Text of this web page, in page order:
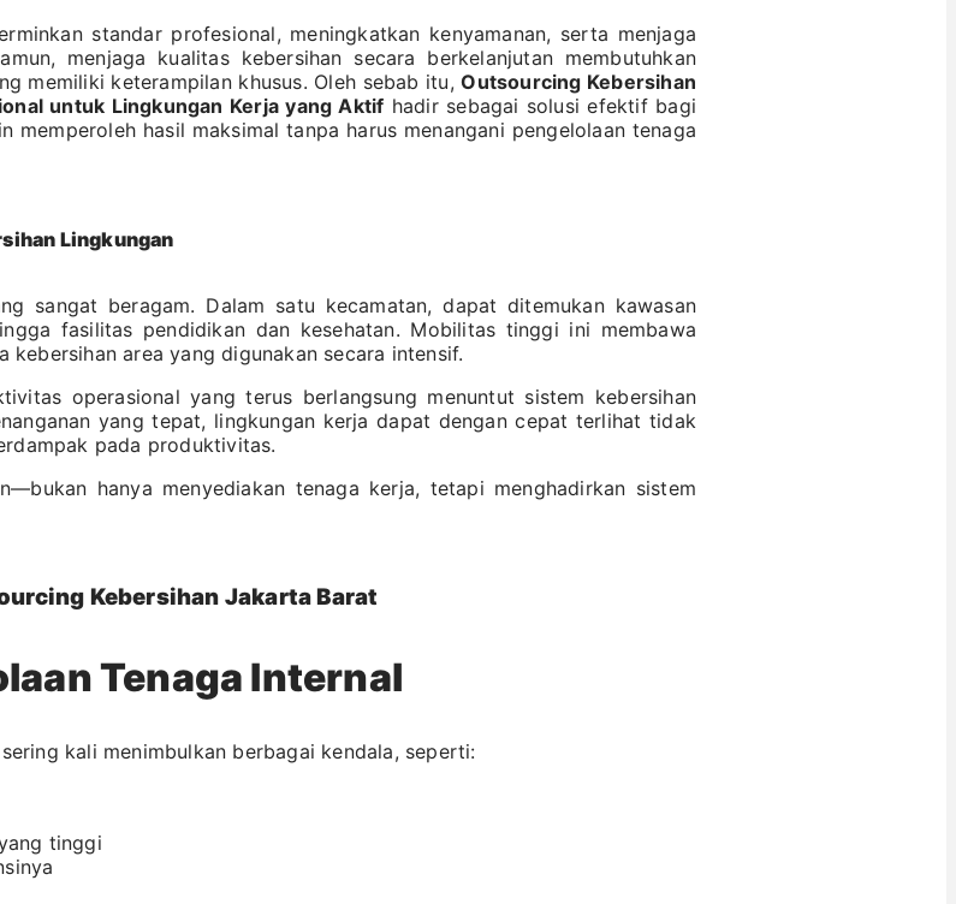
standar profesional, meningkatkan kenyamanan, serta menjaga
menjaga kualitas kebersihan secara berkelanjutan membutuhkan
memiliki keterampilan khusus. Oleh sebab itu,Outsourcing Kebersihan
untuk Lingkungan Kerja yang Aktif hadir sebagai solusi efektif bagi
memperoleh hasil maksimal tanpa harus menangani pengelolaan tenaga
Lingkungan
sangat beragam. Dalam satu kecamatan, dapat ditemukan kawasan
fasilitas pendidikan dan kesehatan. Mobilitas tinggi ini membawa
area yang digunakan secara intensif.
operasional yang terus berlangsung menuntut sistem kebersihan
yang tepat, lingkungan kerja dapat dengan cepat terlihat tidak
pada produktivitas.
hanya menyediakan tenaga kerja, tetapi menghadirkan sistem
Kebersihan Jakarta Barat
Tenaga Internal
kali menimbulkan berbagai kendala, seperti:
tinggi